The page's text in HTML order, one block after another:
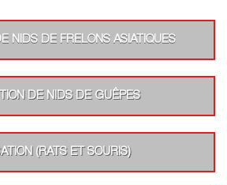
NIDS DE FRELONS ASIATIQUES
DE NIDS DE GUÊPES
(RATS ET SOURIS)